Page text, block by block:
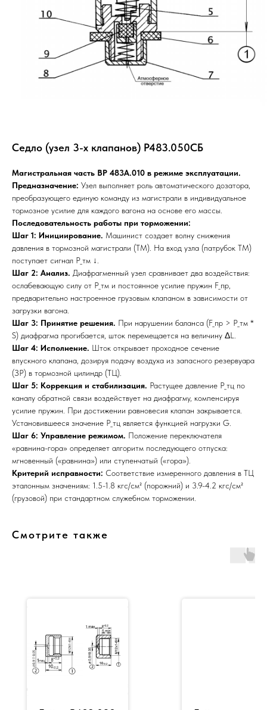
Седло (узел 3-х клапанов) Р483.050СБ
Магистральная часть ВР 483А.010 в режиме эксплуатации.
Предназначение: Узел выполняет роль автоматического дозатора,
преобразующего единую команду из магистрали в индивидуальное
тормозное усилие для каждого вагона на основе его массы.
Последовательность работы при торможении:
Шаг 1: Инициирование. Машинист создает волну снижения
давления в тормозной магистрали (ТМ). На вход узла (патрубок ТМ)
поступает сигнал P_тм ↓.
Шаг 2: Анализ. Диафрагменный узел сравнивает два воздействия:
ослабевающую силу от P_тм и постоянное усилие пружин F_пр,
предварительно настроенное грузовым клапаном в зависимости от
загрузки вагона.
Шаг 3: Принятие решения. При нарушении баланса (F_пр > P_тм *
S) диафрагма прогибается, шток перемещается на величину ΔL.
Шаг 4: Исполнение. Шток открывает проходное сечение
впускного клапана, дозируя подачу воздуха из запасного резервуара
(ЗР) в тормозной цилиндр (ТЦ).
Шаг 5: Коррекция и стабилизация. Растущее давление P_тц по
каналу обратной связи воздействует на диафрагму, компенсируя
усилие пружин. При достижении равновесия клапан закрывается.
Установившееся значение P_тц является функцией нагрузки G.
Шаг 6: Управление режимом. Положение переключателя
«равнина-гора» определяет алгоритм последующего отпуска:
мгновенный («равнина») или ступенчатый («гора»).
Критерий исправности: Соответствие измеренного давления в ТЦ
эталонным значениям: 1.5-1.8 кгс/см² (порожний) и 3.9-4.2 кгс/см²
(грузовой) при стандартном служебном торможении.
Смотрите также